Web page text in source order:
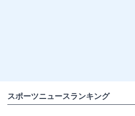
スポーツニュースランキング